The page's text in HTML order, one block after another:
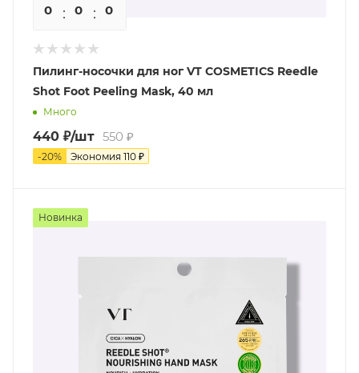
0 0 0
Пилинг-носочки для ног VT COSMETICS Reedle
Shot Foot Peeling Mask, 40 мл
Много
440 ₽/шт 550 ₽
-20% Экономия 110 ₽
Новинка